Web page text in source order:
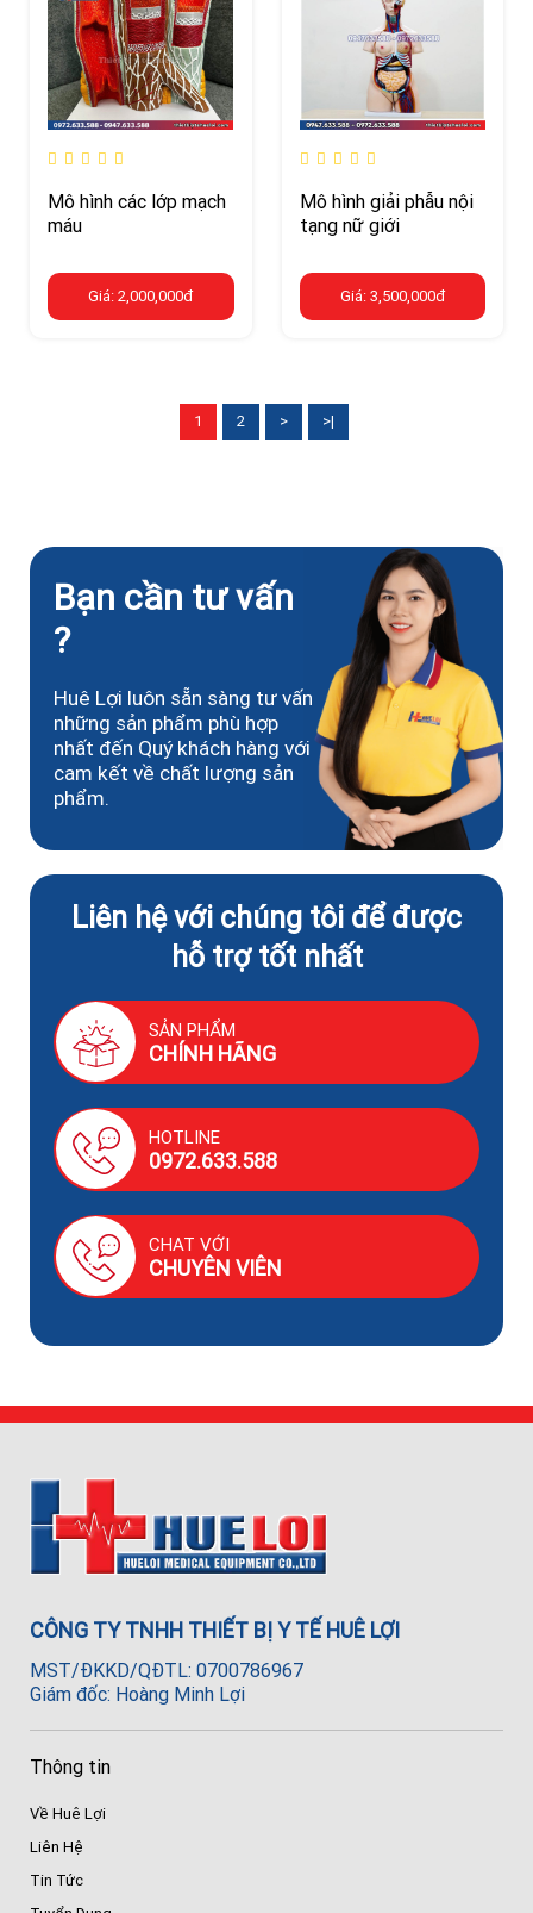
Mô hình các lớp mạch
máu
Giá: 2,000,000đ
Mô hình giải phẫu nội
tạng nữ giới
Giá: 3,500,000đ
1 2 > >|
Bạn cần tư vấn
?
Huê Lợi luôn sẵn sàng tư vấn
những sản phẩm phù hợp
nhất đến Quý khách hàng với
cam kết về chất lượng sản
phẩm.
Liên hệ với chúng tôi để được
hỗ trợ tốt nhất
SẢN PHẨM
CHÍNH HÃNG
HOTLINE
0972.633.588
CHAT VỚI
CHUYÊN VIÊN
CÔNG TY TNHH THIẾT BỊ Y TẾ HUÊ LỢI
MST/ĐKKD/QĐTL: 0700786967
Giám đốc: Hoàng Minh Lợi
Thông tin
Về Huê Lợi
Liên Hệ
Tin Tức